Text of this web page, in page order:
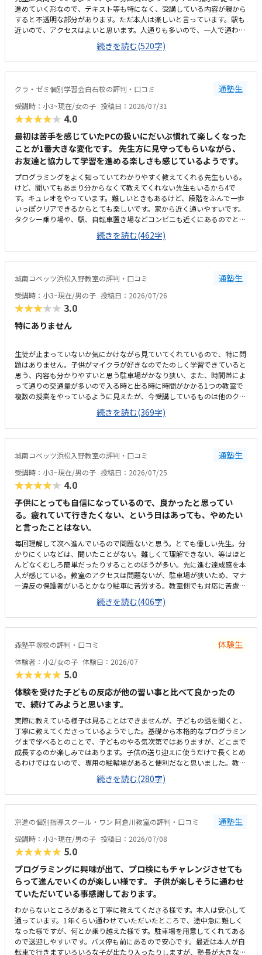
進めていく形なので、テキスト等も特になく、受講している内容が親から
すると不透明な部分があります。ただ本人は楽しいと言っています。駅も
近いので、アクセスはよいと思います。人通りも多いので、一人で通わせ
てもそんなに問題ないかと思います。ただビルが少し古いので、子供から
すると怖いかもしれません。高校受験を主とする塾なので、小2の息子か
らすると静かかなと思います。ただそのぶん騒がずいるようなので、雰囲
気は悪くないと思います。プログラミングで一万円は安いと思います。た
だ習得できる内容次第かと思うので、これから様子を見たいと思います。
体験のとき、PCの不具合でスタートが遅くなり、所定の時間よりも受講
時間が短くなってしまったことがありました。その際お電話いただき、少
し延長してもいいですかとご相談いただきました。時間がきたら終わり、
とせずにご対応いただけたのでうれしかったです。今のところ特にありま
せんが、授業内容が不透明なので習熟度がわからないところでしょうか。
ただ本人は楽しそうに通っています。特にありません。
続きを読む(520字)
クラ・ゼミ個別学習会白石校の評判・口コミ 通塾生
受講時：小3~現在/女の子 投稿日：2026/07/31
★★★★★ 4.0
最初は苦手を感じていたPCの扱いにだいぶ慣れて楽しくなった
ことが1番大きな変化です。 先生方に見守ってもらいながら、
お友達と協力して学習を進める楽しさも感じているようです。
プログラミングをよく知っていてわかりやすく教えてくれる先生もいる。
けど、聞いてもあまり分からなくて教えてくれない先生もいるから4で
す。キュレオをやっています。難しいときもあるけど、段階をふんで一歩
いっぽクリアできるからとても楽しいです。家から近く通いやすいです。
タクシー乗り場や、駅、自転車置き場などコンビニも近くにあるのでとて
も便利です。部屋はスッキリしていてきれいで勉強しやすいです。前に仕
切りもあるから集中できる。温度も聞いて調整してくれるから、過ごしや
すいです。教えてもらう時とそうでない時がある様子なので、あまり教え
てもらわない場合には料金的には高いと感じます。先生方がやさしくて和
やかな雰囲気の中、お友達とも教え合ったりしながらマイペースに学習で
きるので、喜んで通っています。トイレが教室から見えない離れた場所に
あり、クラゼミやビル関係以外の方も(屋外からも自由に入れる)使えるの
で、ひとりでトイレに行かせるのがかなり心配です。学校と違って急かさ
れることなくじっくり考えながら学習できるのが嬉しいと言っています。
続きを読む(462字)
城南コベッツ浜松入野教室の評判・口コミ 通塾生
受講時：小3~現在/男の子 投稿日：2026/07/26
★★★★★ 3.0
特にありません
生徒が止まっていないか気にかけながら見ていてくれているので、特に問
題はありません。子供がマイクラが好きなのでたのしく学習できていると
思う、内容も分かりやすいと思う駐車場がかなり狭い、また、時間帯によ
って通りの交通量が多いので入る時と出る時に時間がかかる1つの教室で
複数の授業をやっているように見えたが、今受講しているものは他のクラ
スとかぶっていないので気にはしていないこのくらいの金額はかかるもの
だと思う、特に不満はないです。回数も週一回で特に不満は無いです。静
かな雰囲気で学習できるのはよい、先生も生徒がつまづいていないか気に
かけながらされているので問題ないです部屋が1つしかなく、他の授業と
かぶっていると声が聞こえて集中できないなどの心配がある程度です特に
ありません
続きを読む(369字)
城南コベッツ浜松入野教室の評判・口コミ 通塾生
受講時：小3~現在/男の子 投稿日：2026/07/25
★★★★★ 4.0
子供にとっても自信になっているので、良かったと思ってい
る。疲れていて行きたくない、という日はあっても、やめたい
と言ったことはない。
毎回理解して次へ進んでいるので問題ないと思う。とても優しい先生。分
かりにくいなどは、聞いたことがない。難しくて理解できない、等はほと
んどなくむしろ簡単だったりすることのほうが多い。先に進む達成感を本
人が感じている。教室のアクセスは問題ないが、駐車場が狭いため、マナ
ー違反の保護者がいるとかなり駐車に苦労する。教室側でも対応に苦慮し
ている。教室というより、保護者のマナー問題。個人塾として問題ない。
置いているおやつが駄菓子とかでなく、良いオヤツのため、子どもたちは
いつも嬉しそう。こういった些細なことも、テンションを維持できる一つ
になる。プログラミングについては、ロボットではないためロボット教室
等に比べると安いが、他とあまり比較していないため分からない。塾長が
ベテランでいらっしゃるので、保護者にとってもためになる話をしてくだ
さる。非常に頼りになり、細かく要望も対応してくれているので助かる。
特に思い当たらない。
続きを読む(406字)
森塾平塚校の評判・口コミ 体験生
体験者：小2/女の子 体験日：2026/07
★★★★★ 5.0
体験を受けた子どもの反応が他の習い事と比べて良かったの
で、続けてみようと思います。
実際に教えている様子は見ることはできませんが、子どもの話を聞くと、
丁寧に教えてくださっているようでした。基礎から本格的なプログラミン
グまで学べるとのことで、子どものやる気次第ではありますが、どこまで
成長するのか楽しみではあります。子供の送り迎えに使うだけで長くとめ
るわけではないので、専用の駐輪場があると便利だなと思いました。教室
は綺麗ですが、建物自体、廊下や階段などが煙草臭くて、他のテナントも
入っているので仕方がないのかも知れませんが、そこだけが気になりまし
た。１時間やってもらえて、1か月一万円前後なので、この内容なら高く
はなく、続けられると思いました。
続きを読む(280字)
京進の個別指導スクール・ワン 阿倉川教室の評判・口コミ 通塾生
受講時：小3~現在/男の子 投稿日：2026/07/08
★★★★★ 5.0
プログラミングに興味が出て、プロ検にもチャレンジさせても
らって進んでいくのが楽しい様です。 子供が楽しそうに通わせ
ていただいている事感謝しております。
わからないところがあると丁寧に教えてくださる様です。本人は安心して
通っています。1年くらい通わせていただいたところで、途中急に難しく
なった様ですが、何とか乗り越えた様です。駐車場を用意してくれてある
ので送迎しやすいです。バス停も前にあるので安心です。最近は本人が自
転車で行きますいろいろな子が出たり入ったりしますが、塾長が大きな声